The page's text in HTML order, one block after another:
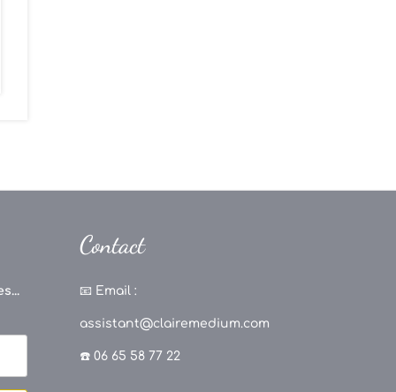
Contact
📧 Email :
assistant@clairemedium.com
☎️ 06 65 58 77 22